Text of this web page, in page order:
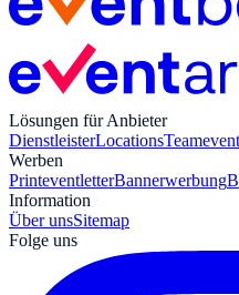
Lösungen für Anbieter
DienstleisterLocations
Werben
PrinteventletterBannerwerbung
Information
Über unsSitemap
Folge uns